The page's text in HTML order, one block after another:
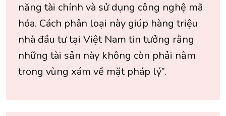
năng tài chính và sử dụng công nghệ mã
hóa. Cách phân loại này giúp hàng triệu
nhà đầu tư tại Việt Nam tin tưởng rằng
những tài sản này không còn phải nằm
trong vùng xám về mặt pháp lý”.